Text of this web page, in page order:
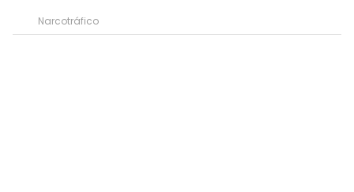
Narcotráfico